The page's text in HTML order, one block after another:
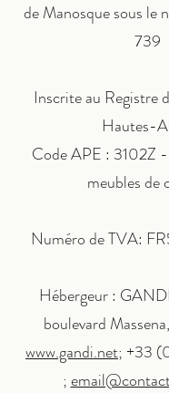
de Manosque sous le
739
Inscrite au Registre
Hautes-
Code APE : 3102Z
meubles de
Numéro de TVA:
Hébergeur :
boulevard
www.gandi.net;+33
;